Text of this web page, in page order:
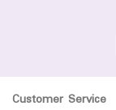
Customer Service